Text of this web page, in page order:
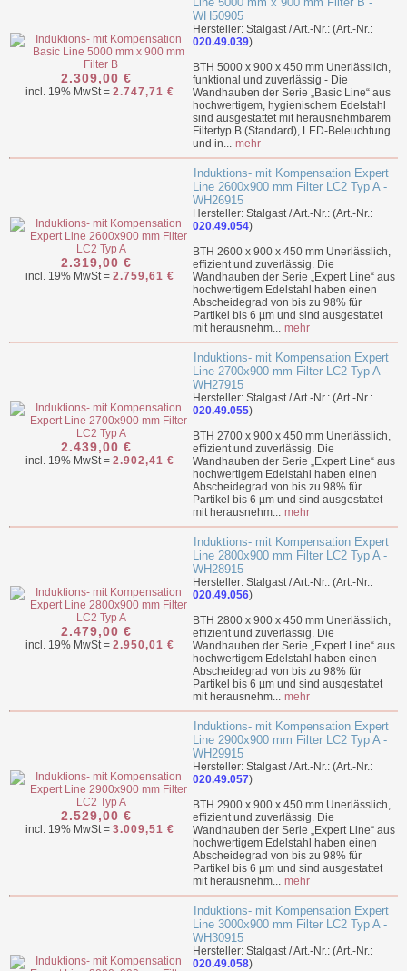
2.309,00 €
incl. 19% MwSt = 2.747,71 €
WH50905
Hersteller: Stalgast / Art.-Nr.: (Art.-Nr.:
020.49.039)
BTH 5000 x 900 x 450 mm Unerlässlich,
funktional und zuverlässig - Die
Wandhauben der Serie „Basic Line“ aus
hochwertigem, hygienischem Edelstahl
sind ausgestattet mit herausnehmbarem
Filtertyp B (Standard), LED-Beleuchtung
und in... mehr
2.319,00 €
incl. 19% MwSt = 2.759,61 €
Induktions- mit Kompensation Expert
Line 2600x900 mm Filter LC2 Typ A -
WH26915
Hersteller: Stalgast / Art.-Nr.: (Art.-Nr.:
020.49.054)
BTH 2600 x 900 x 450 mm Unerlässlich,
effizient und zuverlässig. Die
Wandhauben der Serie „Expert Line“ aus
hochwertigem Edelstahl haben einen
Abscheidegrad von bis zu 98% für
Partikel bis 6 µm und sind ausgestattet
mit herausnehm... mehr
2.439,00 €
incl. 19% MwSt = 2.902,41 €
Induktions- mit Kompensation Expert
Line 2700x900 mm Filter LC2 Typ A -
WH27915
Hersteller: Stalgast / Art.-Nr.: (Art.-Nr.:
020.49.055)
BTH 2700 x 900 x 450 mm Unerlässlich,
effizient und zuverlässig. Die
Wandhauben der Serie „Expert Line“ aus
hochwertigem Edelstahl haben einen
Abscheidegrad von bis zu 98% für
Partikel bis 6 µm und sind ausgestattet
mit herausnehm... mehr
2.479,00 €
incl. 19% MwSt = 2.950,01 €
Induktions- mit Kompensation Expert
Line 2800x900 mm Filter LC2 Typ A -
WH28915
Hersteller: Stalgast / Art.-Nr.: (Art.-Nr.:
020.49.056)
BTH 2800 x 900 x 450 mm Unerlässlich,
effizient und zuverlässig. Die
Wandhauben der Serie „Expert Line“ aus
hochwertigem Edelstahl haben einen
Abscheidegrad von bis zu 98% für
Partikel bis 6 µm und sind ausgestattet
mit herausnehm... mehr
2.529,00 €
incl. 19% MwSt = 3.009,51 €
Induktions- mit Kompensation Expert
Line 2900x900 mm Filter LC2 Typ A -
WH29915
Hersteller: Stalgast / Art.-Nr.: (Art.-Nr.:
020.49.057)
BTH 2900 x 900 x 450 mm Unerlässlich,
effizient und zuverlässig. Die
Wandhauben der Serie „Expert Line“ aus
hochwertigem Edelstahl haben einen
Abscheidegrad von bis zu 98% für
Partikel bis 6 µm und sind ausgestattet
mit herausnehm... mehr
Induktions- mit Kompensation Expert
Line 3000x900 mm Filter LC2 Typ A -
WH30915
Hersteller: Stalgast / Art.-Nr.: (Art.-Nr.:
020.49.058)